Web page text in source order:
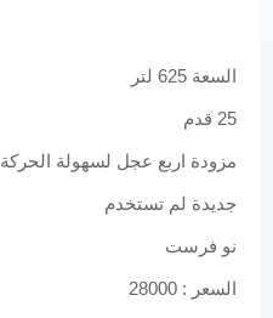
السعة 625 لتر
25 قدم
مزودة اربع عجل لسهولة الحركة
جديدة لم تستخدم
نو فرست
السعر : 28000